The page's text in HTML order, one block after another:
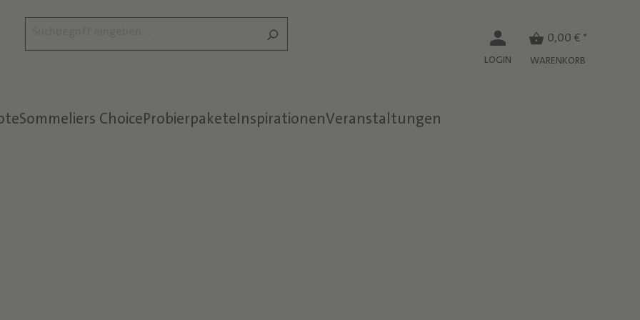
LOGIN
0,00 € *
WARENKORB
Sommeliers ChoiceProbierpaketeInspirationenVeranstaltungen